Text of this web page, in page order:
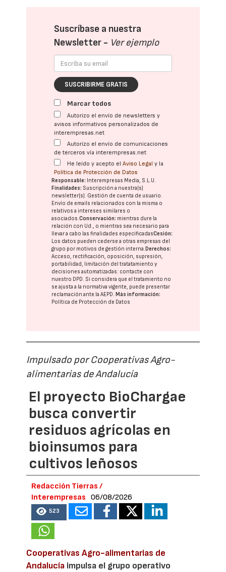
Suscríbase a nuestra
Newsletter - Ver ejemplo
SUSCRIBIRME GRATIS
Marcar todos
Autorizo el envío de newsletters y
avisos informativos personalizados de
interempresas.net
Autorizo el envío de comunicaciones
de terceros vía interempresas.net
He leído y acepto elAviso Legal y la
Política de Protección de Datos
Responsable: Interempresas Media, S.L.U.
Finalidades: Suscripción a nuestra(s)
newsletter(s). Gestión de cuenta de usuario.
Envío de emails relacionados con la misma o
relativos a intereses similares o
asociados.Conservación: mientras dure la
relación con Ud., o mientras sea necesario para
llevar a cabo las finalidades especificadasCesión:
Los datos pueden cederse a otras empresas del
grupo por motivos de gestión interna. Derechos:
Acceso, rectificación, oposición, supresión,
portabilidad, limitación del tratatamiento y
decisiones automatizadas: contacte con
nuestro DPD. Si considera que el tratamiento no
se ajusta a la normativa vigente, puede presentar
reclamación ante laAEPD. Más información:
Política de Protección de Datos
Impulsado por Cooperativas Agro-
alimentarias de Andalucía
El proyecto BioChargae
busca convertir
residuos agrícolas en
bioinsumos para
cultivos leñosos
Redacción Tierras /
Interempresas
06/08/2026
523
Cooperativas Agro-alimentarias de
Andalucía impulsa el grupo operativo